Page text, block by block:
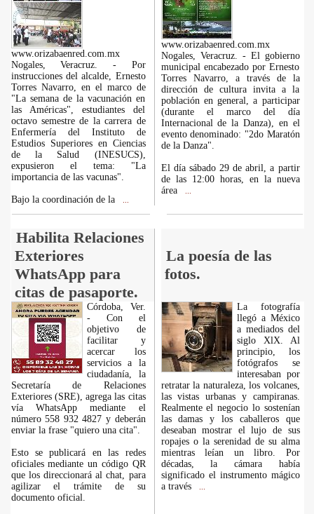
www.orizabaenred.com.mx
Nogales, Veracruz. - Por
instrucciones del alcalde, Ernesto
Torres Navarro, en el marco de
"La semana de la vacunación en
las Américas", estudiantes del
octavo semestre de la carrera de
Enfermería del Instituto de
Estudios Superiores en Ciencias
de la Salud (INESUCS),
expusieron el tema: "La
importancia de las vacunas".
Bajo la coordinación de la
www.orizabaenred.com.mx
Nogales, Veracruz. - El gobierno
municipal encabezado por Ernesto
Torres Navarro, a través de la
dirección de cultura invita a la
población en general, a participar
(durante el marco del día
Internacional de la Danza), en el
evento denominado: "2do Maratón
de la Danza".
El día sábado 29 de abril, a partir
de las 12:00 horas, en la nueva
área
Habilita Relaciones
Exteriores
WhatsApp para
citas de pasaporte.
La poesía de las
fotos.
Córdoba, Ver.
- Con el
objetivo de
facilitar y
acercar los
servicios a la
ciudadanía, la
Secretaría de Relaciones
Exteriores (SRE), agrega las citas
vía WhatsApp mediante el
número 558 932 4827 y deberán
enviar la frase "quiero una cita".
Esto se publicará en las redes
oficiales mediante un código QR
que los direccionará al chat, para
agilizar el trámite de su
documento oficial.
La fotografía
llegó a México
a mediados del
siglo XlX. Al
principio, los
fotógrafos se
interesaban por
retratar la naturaleza, los volcanes,
las vistas urbanas y campiranas.
Realmente el negocio lo sostenían
las damas y los caballeros que
deseaban mostrar el lujo de sus
ropajes o la serenidad de su alma
mientras leían un libro. Por
décadas, la cámara había
significado el instrumento mágico
a través